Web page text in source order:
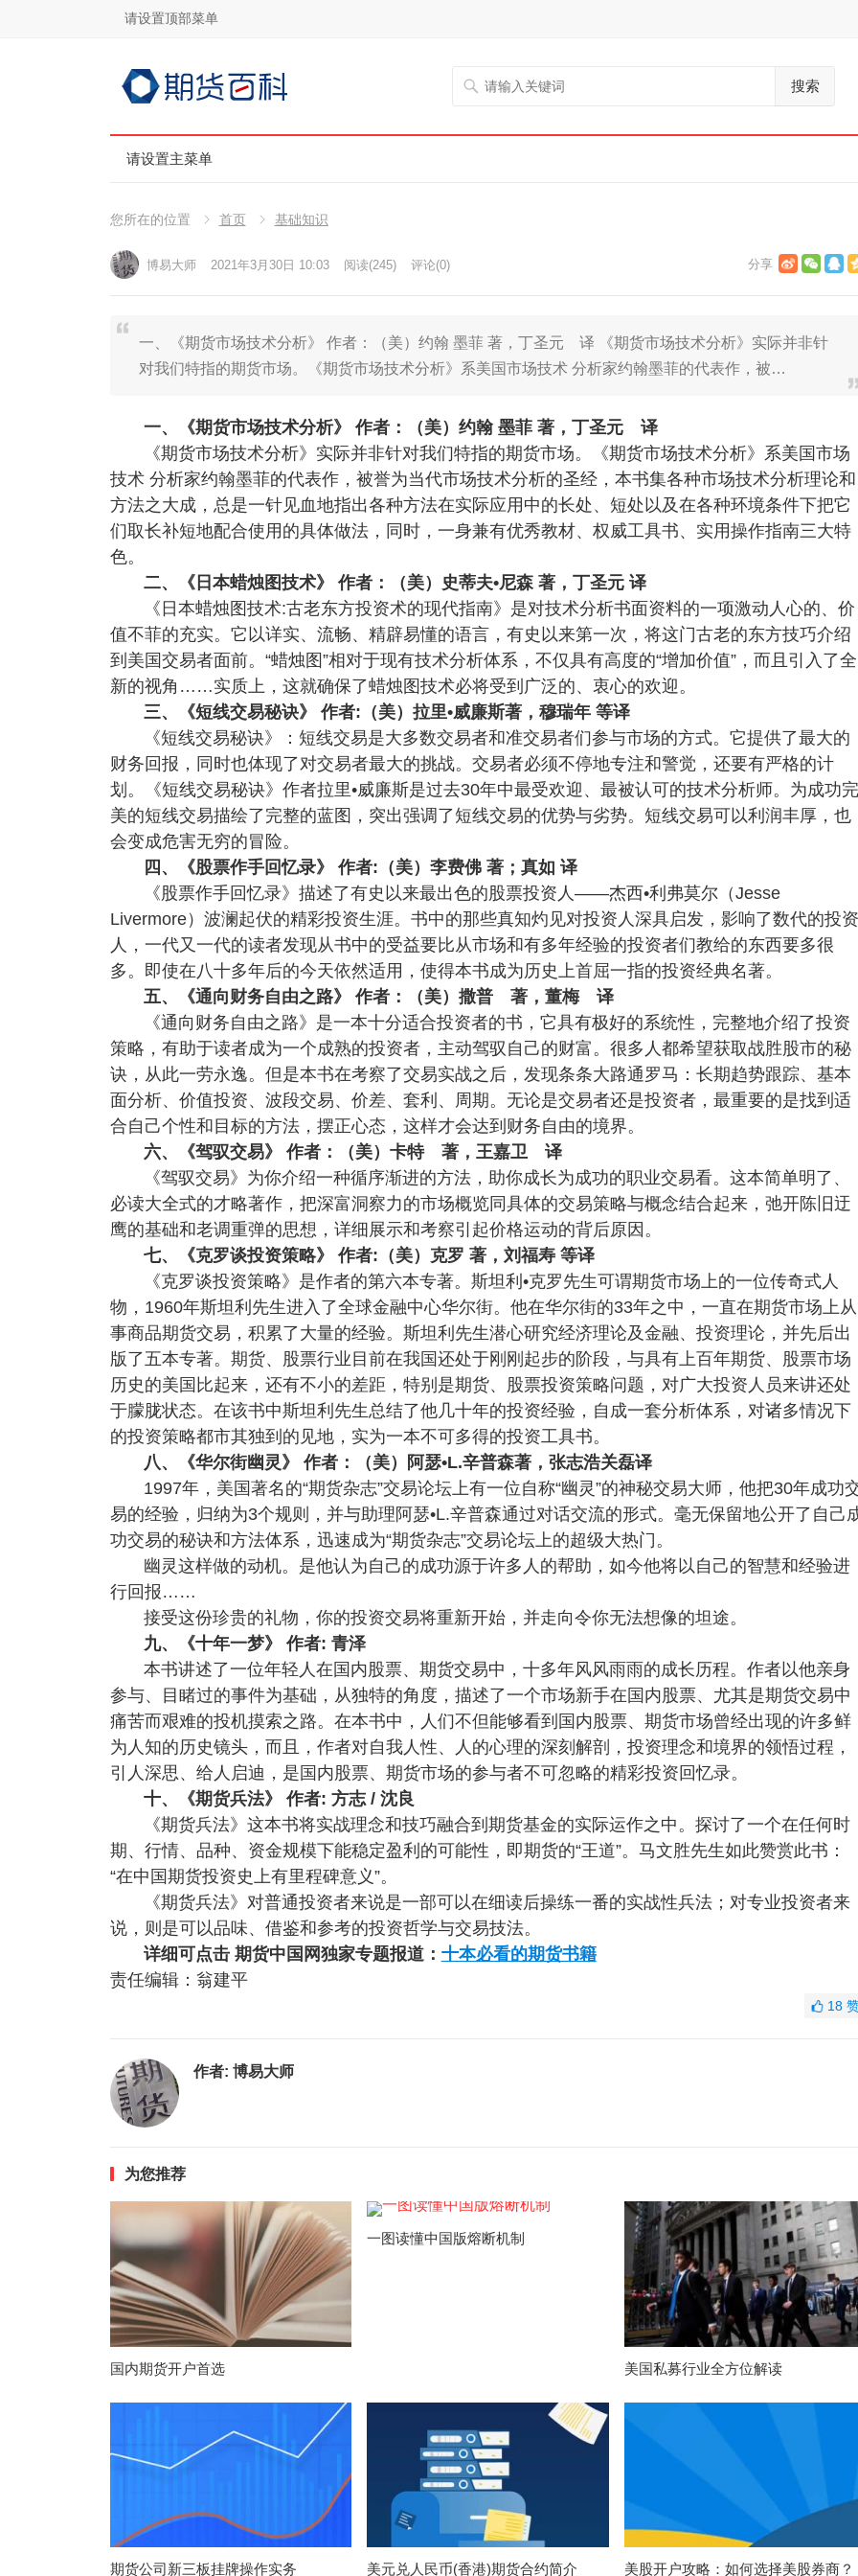
请设置顶部菜单
搜索
请设置主菜单
您所在的位置 首页 基础知识
博易大师 2021年3月30日 10:03 阅读(245) 评论(0)
一、《期货市场技术分析》 作者：（美）约翰 墨菲 著，丁圣元 译 《期货市场技术分析》实际并非针
对我们特指的期货市场。《期货市场技术分析》系美国市场技术 分析家约翰墨菲的代表作，被…
一、《期货市场技术分析》 作者：（美）约翰 墨菲 著，丁圣元 译
《期货市场技术分析》实际并非针对我们特指的期货市场。《期货市场技术分析》系美国市场
技术 分析家约翰墨菲的代表作，被誉为当代市场技术分析的圣经，本书集各种市场技术分析理论和
方法之大成，总是一针见血地指出各种方法在实际应用中的长处、短处以及在各种环境条件下把它
们取长补短地配合使用的具体做法，同时，一身兼有优秀教材、权威工具书、实用操作指南三大特
色。
二、《日本蜡烛图技术》 作者：（美）史蒂夫•尼森 著，丁圣元 译
《日本蜡烛图技术:古老东方投资术的现代指南》是对技术分析书面资料的一项激动人心的、价
值不菲的充实。它以详实、流畅、精辟易懂的语言，有史以来第一次，将这门古老的东方技巧介绍
到美国交易者面前。“蜡烛图”相对于现有技术分析体系，不仅具有高度的“增加价值”，而且引入了全
新的视角……实质上，这就确保了蜡烛图技术必将受到广泛的、衷心的欢迎。
三、《短线交易秘诀》 作者:（美）拉里•威廉斯著，穆瑞年 等译
《短线交易秘诀》：短线交易是大多数交易者和准交易者们参与市场的方式。它提供了最大的
财务回报，同时也体现了对交易者最大的挑战。交易者必须不停地专注和警觉，还要有严格的计
划。《短线交易秘诀》作者拉里•威廉斯是过去30年中最受欢迎、最被认可的技术分析师。为成功完
美的短线交易描绘了完整的蓝图，突出强调了短线交易的优势与劣势。短线交易可以利润丰厚，也
会变成危害无穷的冒险。
四、《股票作手回忆录》 作者:（美）李费佛 著；真如 译
《股票作手回忆录》描述了有史以来最出色的股票投资人——杰西•利弗莫尔（Jesse
Livermore）波澜起伏的精彩投资生涯。书中的那些真知灼见对投资人深具启发，影响了数代的投资
人，一代又一代的读者发现从书中的受益要比从市场和有多年经验的投资者们教给的东西要多很
多。即使在八十多年后的今天依然适用，使得本书成为历史上首屈一指的投资经典名著。
五、《通向财务自由之路》 作者：（美）撒普 著，董梅 译
《通向财务自由之路》是一本十分适合投资者的书，它具有极好的系统性，完整地介绍了投资
策略，有助于读者成为一个成熟的投资者，主动驾驭自己的财富。很多人都希望获取战胜股市的秘
诀，从此一劳永逸。但是本书在考察了交易实战之后，发现条条大路通罗马：长期趋势跟踪、基本
面分析、价值投资、波段交易、价差、套利、周期。无论是交易者还是投资者，最重要的是找到适
合自己个性和目标的方法，摆正心态，这样才会达到财务自由的境界。
六、《驾驭交易》 作者：（美）卡特 著，王嘉卫 译
《驾驭交易》为你介绍一种循序渐进的方法，助你成长为成功的职业交易看。这本简单明了、
必读大全式的才略著作，把深富洞察力的市场概览同具体的交易策略与概念结合起来，弛开陈旧迂
鹰的基础和老调重弹的思想，详细展示和考察引起价格运动的背后原因。
七、《克罗谈投资策略》 作者:（美）克罗 著，刘福寿 等译
《克罗谈投资策略》是作者的第六本专著。斯坦利•克罗先生可谓期货市场上的一位传奇式人
物，1960年斯坦利先生进入了全球金融中心华尔街。他在华尔街的33年之中，一直在期货市场上从
事商品期货交易，积累了大量的经验。斯坦利先生潜心研究经济理论及金融、投资理论，并先后出
版了五本专著。期货、股票行业目前在我国还处于刚刚起步的阶段，与具有上百年期货、股票市场
历史的美国比起来，还有不小的差距，特别是期货、股票投资策略问题，对广大投资人员来讲还处
于朦胧状态。在该书中斯坦利先生总结了他几十年的投资经验，自成一套分析体系，对诸多情况下
的投资策略都市其独到的见地，实为一本不可多得的投资工具书。
八、《华尔街幽灵》 作者：（美）阿瑟•L.辛普森著，张志浩关磊译
1997年，美国著名的“期货杂志”交易论坛上有一位自称“幽灵”的神秘交易大师，他把30年成功
易的经验，归纳为3个规则，并与助理阿瑟•L.辛普森通过对话交流的形式。毫无保留地公开了自己
功交易的秘诀和方法体系，迅速成为“期货杂志”交易论坛上的超级大热门。
幽灵这样做的动机。是他认为自己的成功源于许多人的帮助，如今他将以自己的智慧和经验进
行回报……
接受这份珍贵的礼物，你的投资交易将重新开始，并走向令你无法想像的坦途。
九、《十年一梦》 作者: 青泽
本书讲述了一位年轻人在国内股票、期货交易中，十多年风风雨雨的成长历程。作者以他亲身
参与、目睹过的事件为基础，从独特的角度，描述了一个市场新手在国内股票、尤其是期货交易中
痛苦而艰难的投机摸索之路。在本书中，人们不但能够看到国内股票、期货市场曾经出现的许多鲜
为人知的历史镜头，而且，作者对自我人性、人的心理的深刻解剖，投资理念和境界的领悟过程，
引人深思、给人启迪，是国内股票、期货市场的参与者不可忽略的精彩投资回忆录。
十、《期货兵法》 作者: 方志 / 沈良
《期货兵法》这本书将实战理念和技巧融合到期货基金的实际运作之中。探讨了一个在任何时
期、行情、品种、资金规模下能稳定盈利的可能性，即期货的“王道”。马文胜先生如此赞赏此书：
“在中国期货投资史上有里程碑意义”。
《期货兵法》对普通投资者来说是一部可以在细读后操练一番的实战性兵法；对专业投资者来
说，则是可以品味、借鉴和参考的投资哲学与交易技法。
详细可点击 期货中国网独家专题报道： 十本必看的期货书籍
责任编辑：翁建平
18
作者: 博易大师
为您推荐
国内期货开户首选
一图读懂中国版熔断机制
美国私募行业全方位解读
期货公司新三板挂牌操作实务 美元兑人民币(香港)期货合约简介 美股开户攻略：如何选择美股券商？